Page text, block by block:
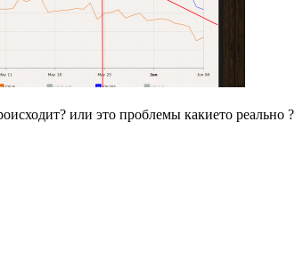
или это проблемы какието реально ?